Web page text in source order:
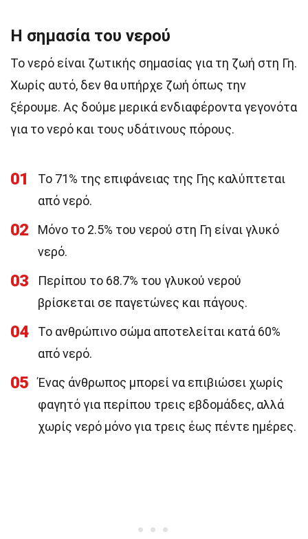
Η σημασία του νερού
Το νερό είναι ζωτικής σημασίας για τη ζωή στη Γη.
Χωρίς αυτό, δεν θα υπήρχε ζωή όπως την
ξέρουμε. Ας δούμε μερικά ενδιαφέροντα γεγονότα
για το νερό και τους υδάτινους πόρους.
01
Το 71% της επιφάνειας της Γης καλύπτεται
από νερό.
02
Μόνο το 2.5% του νερού στη Γη είναι γλυκό
νερό.
03
Περίπου το 68.7% του γλυκού νερού
βρίσκεται σε παγετώνες και πάγους.
04
Το ανθρώπινο σώμα αποτελείται κατά 60%
από νερό.
05
Ένας άνθρωπος μπορεί να επιβιώσει χωρίς
φαγητό για περίπου τρεις εβδομάδες, αλλά
χωρίς νερό μόνο για τρεις έως πέντε ημέρες.